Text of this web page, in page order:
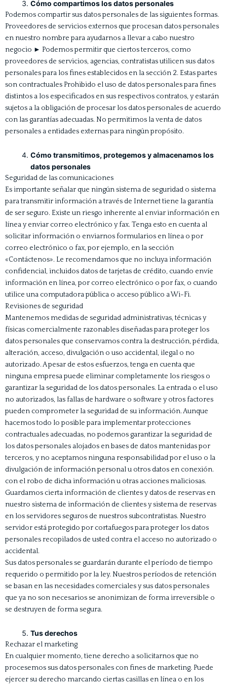
Cómo compartimos los datos personales
Podemos compartir sus datos personales de las siguientes formas.
Proveedores de servicios externos que procesan datos personales
en nuestro nombre para ayudarnos a llevar a cabo nuestro
negocio ► Podemos permitir que ciertos terceros, como
proveedores de servicios, agencias, contratistas utilicen sus datos
personales para los fines establecidos en la sección 2. Estas partes
son contractuales Prohibido el uso de datos personales para fines
distintos a los especificados en sus respectivos contratos, y estarán
sujetos a la obligación de procesar los datos personales de acuerdo
con las garantías adecuadas. No permitimos la venta de datos
personales a entidades externas para ningún propósito.
Cómo transmitimos, protegemos y almacenamos los
datos personales
Seguridad de las comunicaciones
Es importante señalar que ningún sistema de seguridad o sistema
para transmitir información a través de Internet tiene la garantía
de ser seguro. Existe un riesgo inherente al enviar información en
línea y enviar correo electrónico y fax. Tenga esto en cuenta al
solicitar información o enviarnos formularios en línea o por
correo electrónico o fax, por ejemplo, en la sección
«Contáctenos». Le recomendamos que no incluya información
confidencial, incluidos datos de tarjetas de crédito, cuando envíe
información en línea, por correo electrónico o por fax, o cuando
utilice una computadora pública o acceso público a Wi-Fi.
Revisiones de seguridad
Mantenemos medidas de seguridad administrativas, técnicas y
físicas comercialmente razonables diseñadas para proteger los
datos personales que conservamos contra la destrucción, pérdida,
alteración, acceso, divulgación o uso accidental, ilegal o no
autorizado. A pesar de estos esfuerzos, tenga en cuenta que
ninguna empresa puede eliminar completamente los riesgos o
garantizar la seguridad de los datos personales. La entrada o el uso
no autorizados, las fallas de hardware o software y otros factores
pueden comprometer la seguridad de su información. Aunque
hacemos todo lo posible para implementar protecciones
contractuales adecuadas, no podemos garantizar la seguridad de
los datos personales alojados en bases de datos mantenidas por
terceros, y no aceptamos ninguna responsabilidad por el uso o la
divulgación de información personal u otros datos en conexión.
con el robo de dicha información u otras acciones maliciosas.
Guardamos cierta información de clientes y datos de reservas en
nuestro sistema de información de clientes y sistema de reservas
en los servidores seguros de nuestros subcontratistas. Nuestro
servidor está protegido por cortafuegos para proteger los datos
personales recopilados de usted contra el acceso no autorizado o
accidental.
Sus datos personales se guardarán durante el período de tiempo
requerido o permitido por la ley. Nuestros períodos de retención
se basan en las necesidades comerciales y sus datos personales
que ya no son necesarios se anonimizan de forma irreversible o
se destruyen de forma segura.
Tus derechos
Rechazar el marketing
En cualquier momento, tiene derecho a solicitarnos que no
procesemos sus datos personales con fines de marketing. Puede
ejercer su derecho marcando ciertas casillas en línea o en los